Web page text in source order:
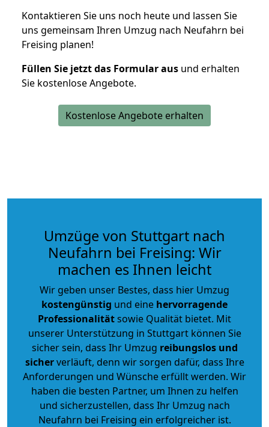
Kontaktieren Sie uns noch heute und lassen Sie
uns gemeinsam Ihren Umzug nach Neufahrn bei
Freising planen!
Füllen Sie jetzt das Formular aus und erhalten
Sie kostenlose Angebote.
Kostenlose Angebote erhalten
Umzüge von Stuttgart nach
Neufahrn bei Freising: Wir
machen es Ihnen leicht
Wir geben unser Bestes, dass hier Umzug
kostengünstig und eine hervorragende
Professionalitätsowie Qualität bietet. Mit
unserer Unterstützung in Stuttgart können Sie
sicher sein, dass Ihr Umzug reibungslos und
sicherverläuft, denn wir sorgen dafür, dass Ihre
Anforderungen und Wünsche erfüllt werden. Wir
haben die besten Partner, um Ihnen zu helfen
und sicherzustellen, dass Ihr Umzug nach
Neufahrn bei Freising ein erfolgreicher ist.